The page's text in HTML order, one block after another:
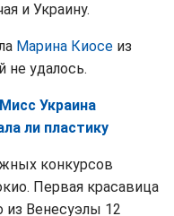
и Украину.
Марина Киосе из
не удалось.
Украина
ли пластику
конкурсов
Первая красавица
из Венесуэлы 12